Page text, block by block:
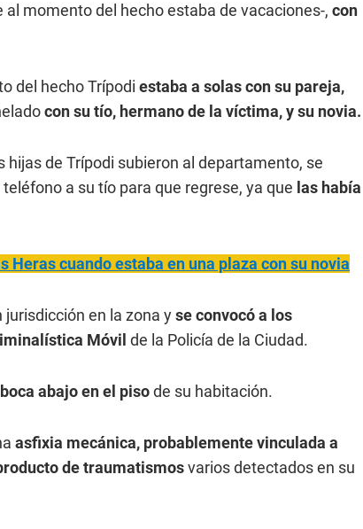
al momento del hecho estaba de vacaciones-, con
del hecho Trípodi estaba a solas con su pareja,
con su tío, hermano de la víctima, y su novia.
hijas de Trípodi subieron al departamento, se
a su tío para que regrese, ya que las había
Heras cuando estaba en una plaza con su novia
jurisdicción en la zona yse convocó a los
Móvil de la Policía de la Ciudad.
abajo en el pisode su habitación.
asfixia mecánica, probablemente vinculada a
de traumatismosvarios detectados en su